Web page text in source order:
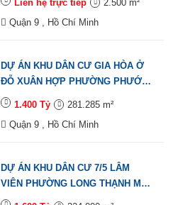
Liên hệ trực tiếp
2.500 m²
Quận 9 , Hồ Chí Minh
DỰ ÁN KHU DÂN CƯ GIA HÒA Ở
ĐỖ XUÂN HỢP PHƯỜNG PHƯỚC
LONG B QUẬN 9
1.400 Tỷ
281.285 m²
Quận 9 , Hồ Chí Minh
DỰ ÁN KHU DÂN CƯ 7/5 LÂM
VIÊN PHƯỜNG LONG THẠNH MỸ
QUẬN 9